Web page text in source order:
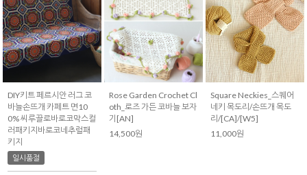
DIY키트 페르시안 러그 코
바늘손뜨개 카페트 면10
0% 씨루끌로바로코막스컬
러패키지바로코네추럴패
키지
일시품절
Rose Garden Crochet Cl
oth_로즈 가든 코바늘 보자
기[AN]
14,500원
Square Neckies_스퀘어
네키 목도리/손뜨개 목도
리/[CA]/[W5]
11,000원